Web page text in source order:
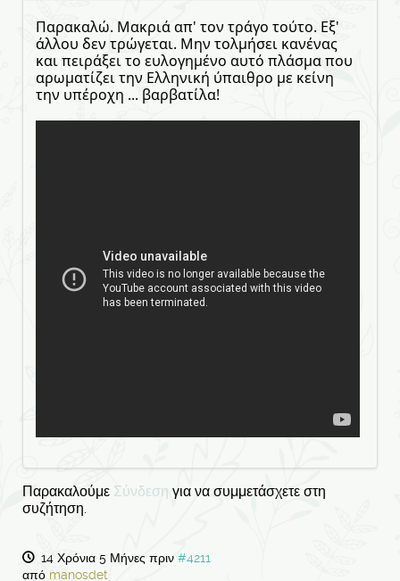
Παρακαλώ. Μακριά απ' τον τράγο τούτο. Εξ'
άλλου δεν τρώγεται. Μην τολμήσει κανένας
και πειράξει το ευλογημένο αυτό πλάσμα που
αρωματίζει την Ελληνική ύπαιθρο με κείνη
την υπέροχη ... βαρβατίλα!
Παρακαλούμε Σύνδεση για να συμμετάσχετε στη
συζήτηση.
14 Χρόνια 5 Μήνες πριν #4211
από manosdet